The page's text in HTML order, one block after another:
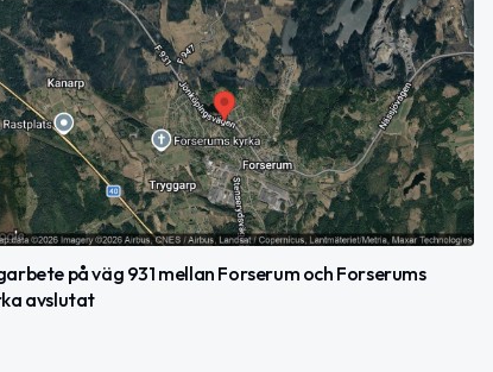
på väg 931 mellan Forserum och Forserums
avslutat